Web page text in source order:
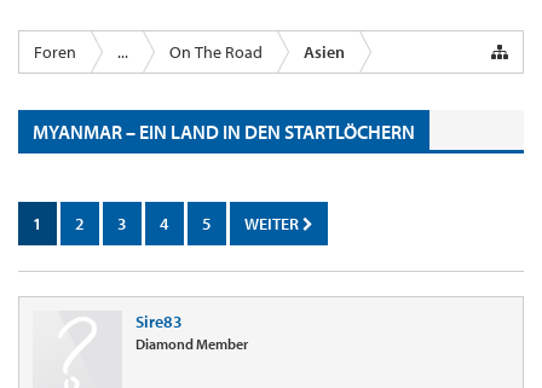
Foren ... On The Road Asien
MYANMAR – EIN LAND IN DEN STARTLÖCHERN
1 2 3 4 5 WEITER
Sire83
Diamond Member